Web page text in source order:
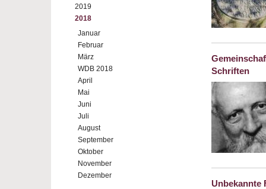
2019
2018
Januar
Februar
März
WDB 2018
April
Mai
Juni
Juli
August
September
Oktober
November
Dezember
Schriften
Unbekannte